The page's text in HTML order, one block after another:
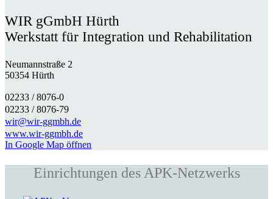
WIR gGmbH Hürth
Werkstatt für Integration und Rehabilitation
Neumannstraße 2
50354 Hürth
02233 / 8076-0​
02233 / 8076-79
wir@wir-ggmbh.de
www.wir-ggmbh.de
In Google Map öffnen
Einrichtungen des APK-Netzwerks